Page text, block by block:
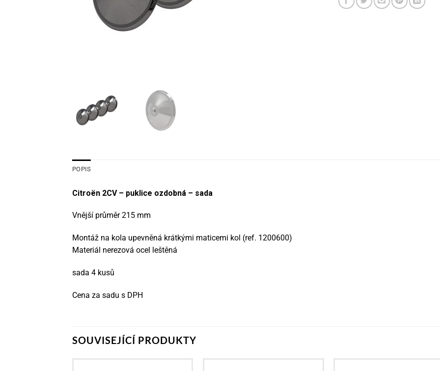
POPIS
Citroën 2CV – puklice ozdobná – sada
Vnější průměr 215 mm
Montáž na kola upevněná krátkými maticemi kol (ref. 1200600)
Materiál nerezová ocel leštěná
sada 4 kusů
Cena za sadu s DPH
SOUVISEJÍCÍ PRODUKTY